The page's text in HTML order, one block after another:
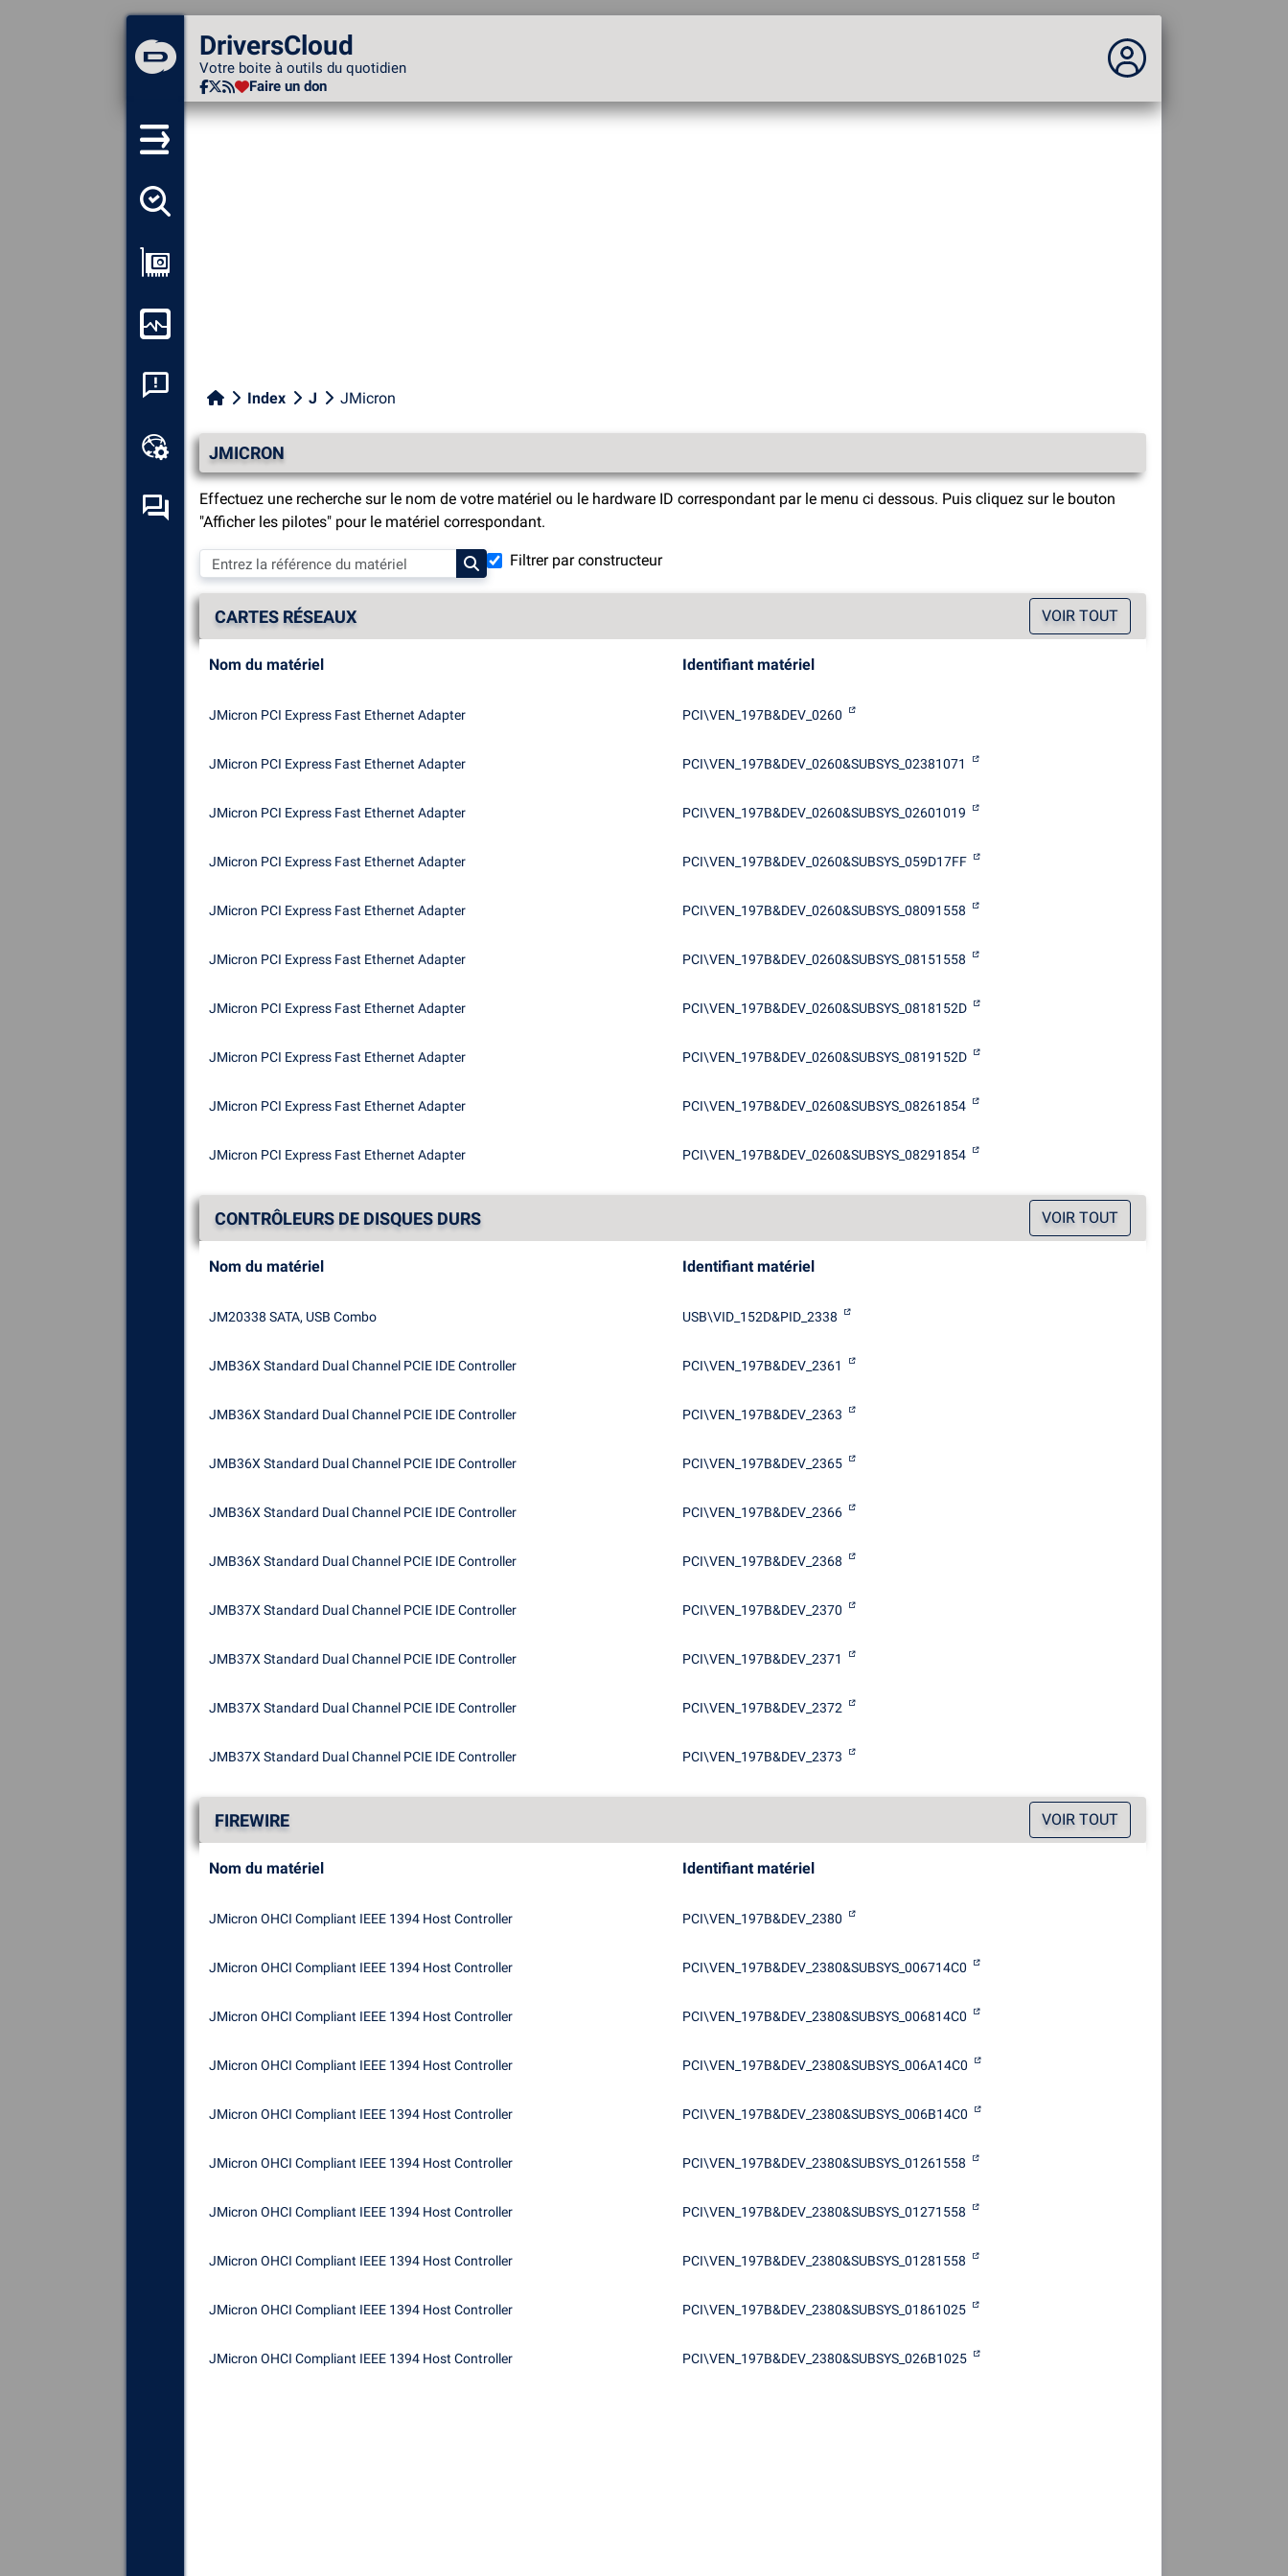
DriversCloud
Votre boite à outils du quotidien
Faire un don
Vous n'êtes pas connecté...
DriversCloud
Votre boite à outils du
quotidien
Faire un don
Boîte à outils en ligne
Forum d’entraide
Explorez tous les composants,
périphériques et logiciels
installés sur votre ordinateur.
Diagnostiquezet réparez
toutes les causes provoquant
Détectez et téléchargez tous
Index J JMicron
JMICRON
Effectuez une recherche sur le nom de votre matériel ou le hardware ID correspondant par le menu ci dessous. Puis cliquez sur le bouton
"Afficher les pilotes" pour le matériel correspondant.
Filtrer par constructeur
CARTES RÉSEAUX VOIR TOUT
Nom du matériel Identifiant matériel
JMicron PCI Express Fast Ethernet Adapter PCI\VEN_197B&DEV_0260
JMicron PCI Express Fast Ethernet Adapter PCI\VEN_197B&DEV_0260&SUBSYS_02381071
JMicron PCI Express Fast Ethernet Adapter PCI\VEN_197B&DEV_0260&SUBSYS_02601019
JMicron PCI Express Fast Ethernet Adapter PCI\VEN_197B&DEV_0260&SUBSYS_059D17FF
JMicron PCI Express Fast Ethernet Adapter PCI\VEN_197B&DEV_0260&SUBSYS_08091558
JMicron PCI Express Fast Ethernet Adapter PCI\VEN_197B&DEV_0260&SUBSYS_08151558
JMicron PCI Express Fast Ethernet Adapter PCI\VEN_197B&DEV_0260&SUBSYS_0818152D
JMicron PCI Express Fast Ethernet Adapter PCI\VEN_197B&DEV_0260&SUBSYS_0819152D
JMicron PCI Express Fast Ethernet Adapter PCI\VEN_197B&DEV_0260&SUBSYS_08261854
JMicron PCI Express Fast Ethernet Adapter PCI\VEN_197B&DEV_0260&SUBSYS_08291854
CONTRÔLEURS DE DISQUES DURS VOIR TOUT
Nom du matériel Identifiant matériel
JM20338 SATA, USB Combo USB\VID_152D&PID_2338
JMB36X Standard Dual Channel PCIE IDE Controller PCI\VEN_197B&DEV_2361
JMB36X Standard Dual Channel PCIE IDE Controller PCI\VEN_197B&DEV_2363
JMB36X Standard Dual Channel PCIE IDE Controller PCI\VEN_197B&DEV_2365
JMB36X Standard Dual Channel PCIE IDE Controller PCI\VEN_197B&DEV_2366
JMB36X Standard Dual Channel PCIE IDE Controller PCI\VEN_197B&DEV_2368
JMB37X Standard Dual Channel PCIE IDE Controller PCI\VEN_197B&DEV_2370
JMB37X Standard Dual Channel PCIE IDE Controller PCI\VEN_197B&DEV_2371
JMB37X Standard Dual Channel PCIE IDE Controller PCI\VEN_197B&DEV_2372
JMB37X Standard Dual Channel PCIE IDE Controller PCI\VEN_197B&DEV_2373
FIREWIRE VOIR TOUT
Nom du matériel Identifiant matériel
JMicron OHCI Compliant IEEE 1394 Host Controller PCI\VEN_197B&DEV_2380
JMicron OHCI Compliant IEEE 1394 Host Controller PCI\VEN_197B&DEV_2380&SUBSYS_006714C0
JMicron OHCI Compliant IEEE 1394 Host Controller PCI\VEN_197B&DEV_2380&SUBSYS_006814C0
JMicron OHCI Compliant IEEE 1394 Host Controller PCI\VEN_197B&DEV_2380&SUBSYS_006A14C0
JMicron OHCI Compliant IEEE 1394 Host Controller PCI\VEN_197B&DEV_2380&SUBSYS_006B14C0
JMicron OHCI Compliant IEEE 1394 Host Controller PCI\VEN_197B&DEV_2380&SUBSYS_01261558
JMicron OHCI Compliant IEEE 1394 Host Controller PCI\VEN_197B&DEV_2380&SUBSYS_01271558
JMicron OHCI Compliant IEEE 1394 Host Controller PCI\VEN_197B&DEV_2380&SUBSYS_01281558
JMicron OHCI Compliant IEEE 1394 Host Controller PCI\VEN_197B&DEV_2380&SUBSYS_01861025
JMicron OHCI Compliant IEEE 1394 Host Controller PCI\VEN_197B&DEV_2380&SUBSYS_026B1025